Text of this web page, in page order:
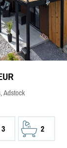
Adstock
3 2